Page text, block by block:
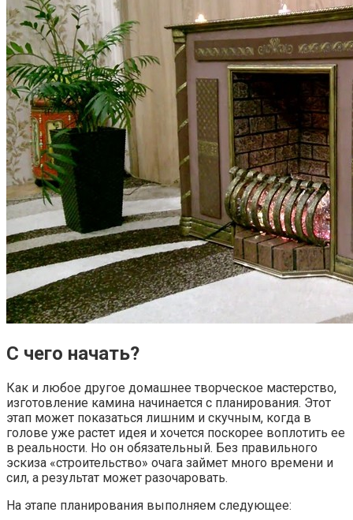
С чего начать?
Как и любое другое домашнее творческое мастерство,
изготовление камина начинается с планирования. Этот
этап может показаться лишним и скучным, когда в
голове уже растет идея и хочется поскорее воплотить ее
в реальности. Но он обязательный. Без правильного
эскиза «строительство» очага займет много времени и
сил, а результат может разочаровать.
На этапе планирования выполняем следующее: